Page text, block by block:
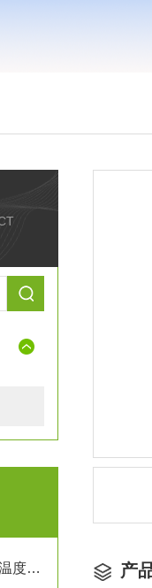
池田屋精品！坂口SCR-SHQ-A2温度控制器技术参数 产